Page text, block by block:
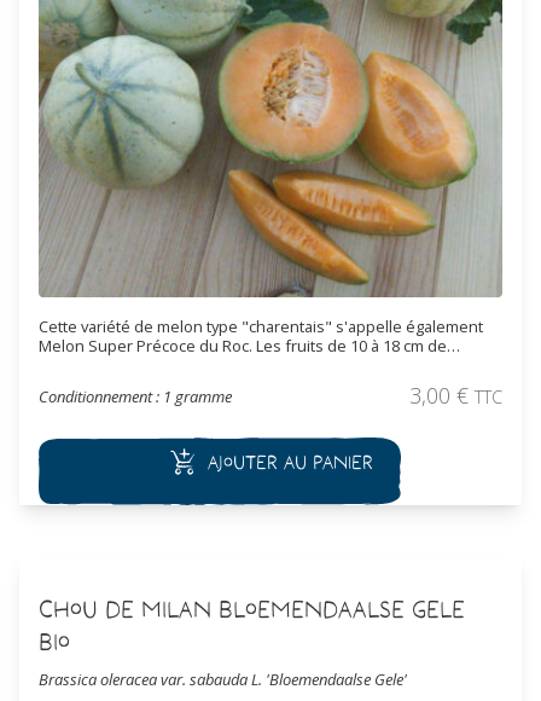
Cette variété de melon type "charentais" s'appelle également
Melon Super Précoce du Roc. Les fruits de 10 à 18 cm de
même quand le fruit est récolté bien mûre. Cette variété très
précoce dont les fruits murissent de manière groupés est
Conditionnement : 1 gramme 3,00 € TTC
Ajouter au panier
Chou de Milan Bloemendaalse Gele
Bio
Brassica oleracea var. sabauda L. 'Bloemendaalse Gele'